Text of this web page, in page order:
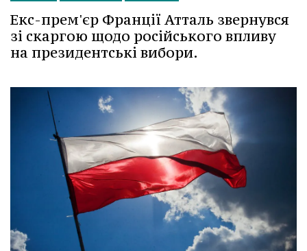
Екс-прем'єр Франції Атталь звернувся
зі скаргою щодо російського впливу
на президентські вибори.